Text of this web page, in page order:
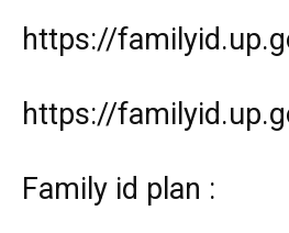
https://
https://
Family id plan :